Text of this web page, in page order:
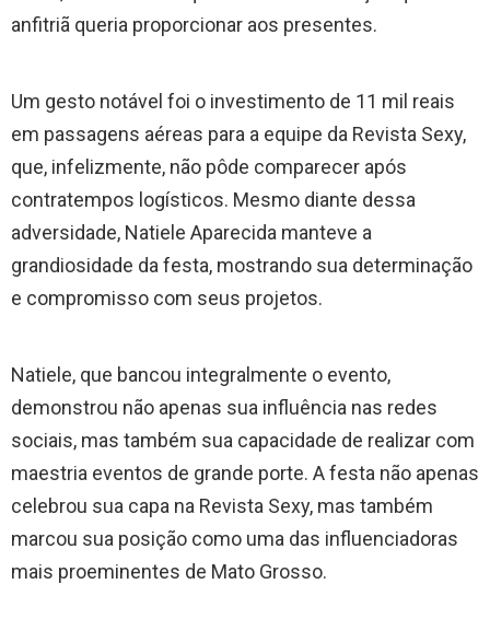
anfitriã queria proporcionar aos presentes.
Um gesto notável foi o investimento de 11 mil reais
em passagens aéreas para a equipe da Revista Sexy,
que, infelizmente, não pôde comparecer após
contratempos logísticos. Mesmo diante dessa
adversidade, Natiele Aparecida manteve a
grandiosidade da festa, mostrando sua determinação
e compromisso com seus projetos.
Natiele, que bancou integralmente o evento,
demonstrou não apenas sua influência nas redes
sociais, mas também sua capacidade de realizar com
maestria eventos de grande porte. A festa não apenas
celebrou sua capa na Revista Sexy, mas também
marcou sua posição como uma das influenciadoras
mais proeminentes de Mato Grosso.